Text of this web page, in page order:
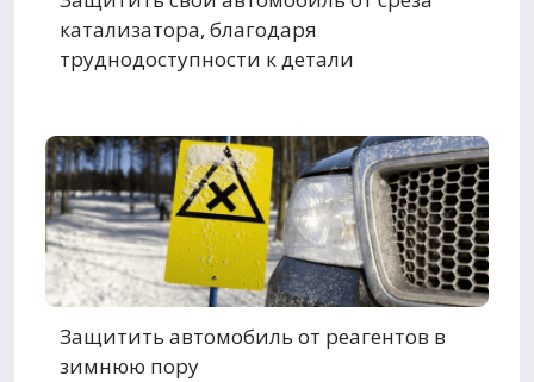
катализатора, благодаря
труднодоступности к детали
Защитить автомобиль от реагентов в
зимнюю пору